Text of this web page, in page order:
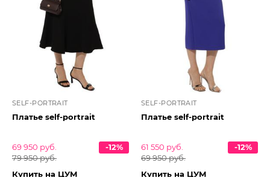
SELF-PORTRAIT
Платье self-portrait
69 950 руб.
79 950 руб.
-12%
Купить на ЦУМ
SELF-PORTRAIT
Платье self-portrait
61 550 руб.
69 950 руб.
-12%
Купить на ЦУМ